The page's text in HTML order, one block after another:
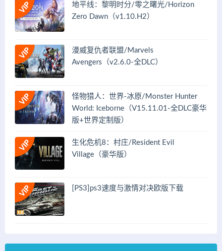
地平线：黎明时分/零之曙光/Horizon
Zero Dawn（v1.10.H2）
漫威复仇者联盟/Marvels
Avengers（v2.6.0-全DLC）
怪物猎人：世界-冰原/Monster Hunter
World: Iceborne（V15.11.01-全DLC豪华
版+世界定制版）
生化危机8：村庄/Resident Evil
Village（豪华版）
[PS3]ps3速度与激情对决欧版下载